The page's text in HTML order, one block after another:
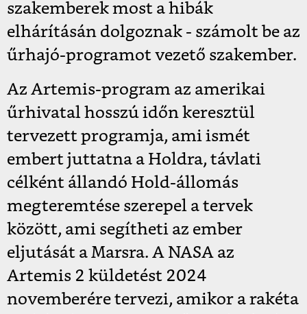
szakemberek most a hibák
elhárításán dolgoznak - számolt be az
űrhajó-programot vezető szakember.
Az Artemis-program az amerikai
űrhivatal hosszú időn keresztül
tervezett programja, ami ismét
embert juttatna a Holdra, távlati
célként állandó Hold-állomás
megteremtése szerepel a tervek
között, ami segítheti az ember
eljutását a Marsra. A NASA az
Artemis 2 küldetést 2024
novemberére tervezi, amikor a rakéta